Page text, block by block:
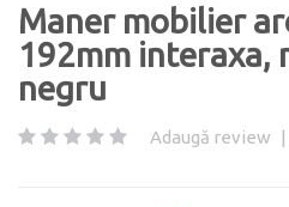
Maner mobilier
192mm interaxa,
negru
Adaugă review |